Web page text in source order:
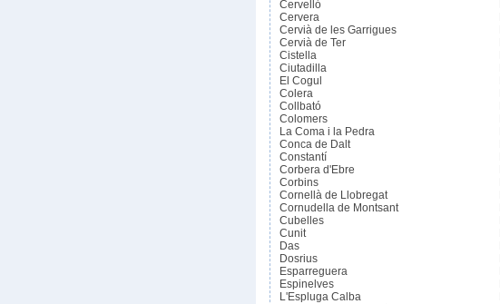
Cervelló
Cervera
Cervià de les Garrigues
Cervià de Ter
Cistella
Ciutadilla
El Cogul
Colera
Collbató
Colomers
La Coma i la Pedra
Conca de Dalt
Constantí
Corbera d'Ebre
Corbins
Cornellà de Llobregat
Cornudella de Montsant
Cubelles
Cunit
Das
Dosrius
Esparreguera
Espinelves
L'Espluga Calba